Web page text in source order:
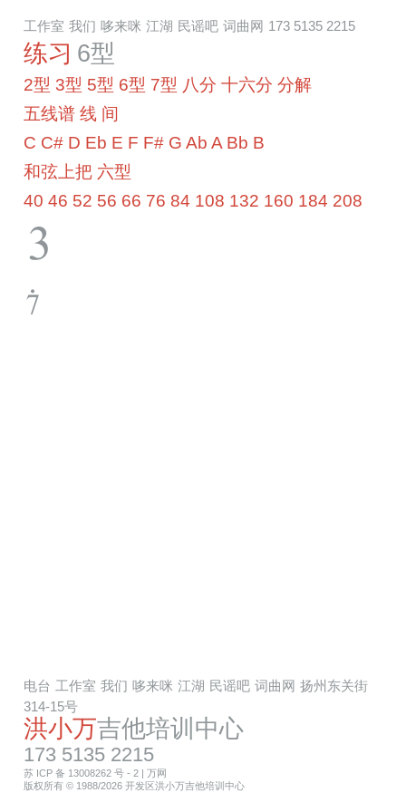
工作室 我们 哆来咪 江湖 民谣吧 词曲网 173 5135 2215
练习 6型
2型 3型 5型 6型 7型 八分 十六分 分解
五线谱 线 间
C C# D Eb E F F# G Ab A Bb B
和弦上把 六型
40 46 52 56 66 76 84 108 132 160 184 208
3

电台 工作室 我们 哆来咪 江湖 民谣吧 词曲网 扬州东关街
314-15号
洪小万吉他培训中心
173 5135 2215
苏 ICP 备 13008262 号 - 2 |万网
版权所有 © 1988/2026 开发区洪小万吉他培训中心